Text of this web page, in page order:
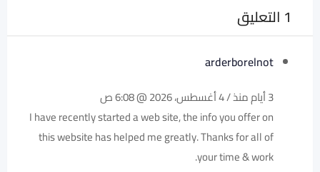
1 التعليق
arderborelnot
3 أيام منذ / 4 أغسطس، 2026 @ 6:08 ص
I have recently started a web site, the info you offer on
this website has helped me greatly. Thanks for all of
your time & work.